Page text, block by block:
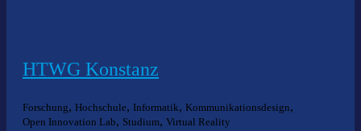
HTWG Konstanz
Forschung, Hochschule, Informatik, Kommunikationsdesign,
Open Innovation Lab, Studium, Virtual Reality